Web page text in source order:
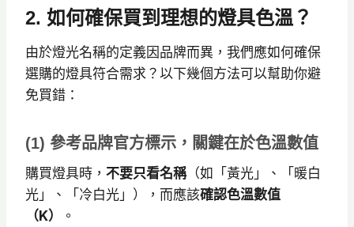
2. 如何確保買到理想的燈具色溫？
由於燈光名稱的定義因品牌而異，我們應如何確保
選購的燈具符合需求？以下幾個方法可以幫助你避
免買錯：
(1) 參考品牌官方標示，關鍵在於色溫數值
購買燈具時， 不要只看名稱（如「黃光」、「暖白
光」、「冷白光」），而應該確認色溫數值
（K）
。